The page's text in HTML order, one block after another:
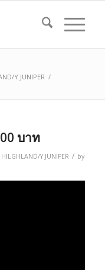
Y JUNIPER /
บาท
Y JUNIPER / by